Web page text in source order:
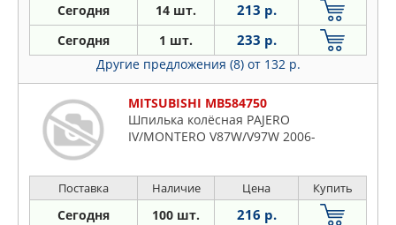
Сегодня 14 шт. 213 р.
Сегодня 1 шт. 233 р.
Другие предложения (8) от 132 р.
MITSUBISHI MB584750
Шпилька колёсная PAJERO
IV/MONTERO V87W/V97W 2006-
Поставка Наличие Цена Купить
Сегодня 100 шт. 216 р.